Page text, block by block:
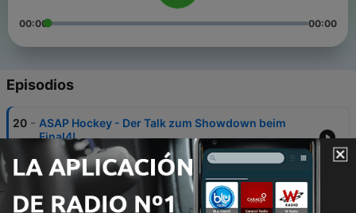
00:00 00:00
Episodios
20 - ASAP Hockey - Der Talk zum Showdown beim
Final4!
27 mayo 2026
ASAP Hockey mit Ben Göntgen - Wie triffst du
Entscheidungen?